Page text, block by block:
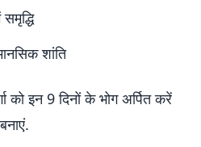
शांति
को इन 9 दिनों के भोग अर्पित करें